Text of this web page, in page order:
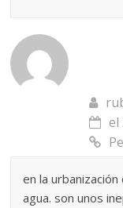
el
en la
agua. son unos